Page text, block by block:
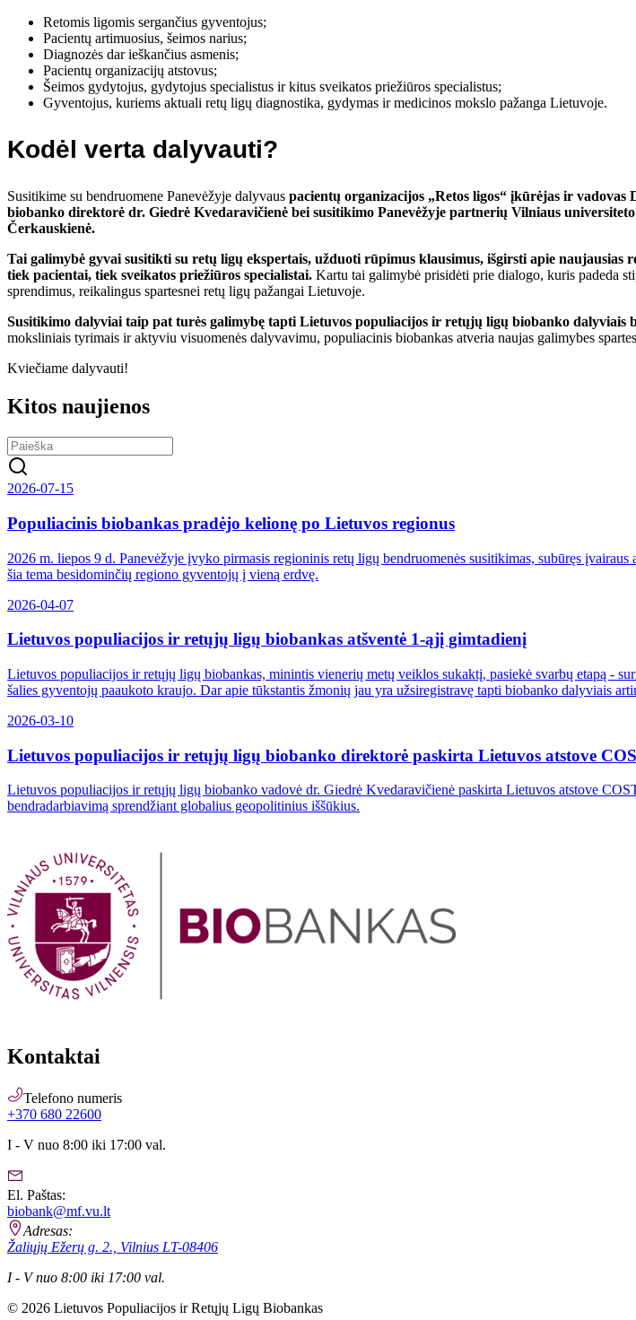
Retomis ligomis sergančius gyventojus;
Pacientų artimuosius, šeimos narius;
Diagnozės dar ieškančius asmenis;
Pacientų organizacijų atstovus;
Šeimos gydytojus, gydytojus specialistus ir kitus sveikatos priežiūros specialistus;
Gyventojus, kuriems aktuali retų ligų diagnostika, gydymas ir medicinos mokslo pažanga Lietuvoje.
Kodėl verta dalyvauti?
Susitikime su bendruomene Panevėžyje dalyvaus pacientų organizacijos „Retos ligos“ įkūrėjas ir
biobanko direktorė dr. Giedrė Kvedaravičienė bei susitikimo Panevėžyje partnerių Vilniaus
Čerkauskienė.
Tai galimybė gyvai susitikti su retų ligų ekspertais, užduoti rūpimus klausimus, išgirsti apie
tiek pacientai, tiek sveikatos priežiūros specialistai. Kartu tai galimybė prisidėti prie dialogo, kuris padeda
sprendimus, reikalingus spartesnei retų ligų pažangai Lietuvoje.
Susitikimo dalyviai taip pat turės galimybę tapti Lietuvos populiacijos ir retųjų ligų biobanko dalyviais
moksliniais tyrimais ir aktyviu visuomenės dalyvavimu, populiacinis biobankas atveria naujas galimybes
Kviečiame dalyvauti!
Kitos naujienos
2026-07-15
Populiacinis biobankas pradėjo kelionę po Lietuvos regionus
2026 m. liepos 9 d. Panevėžyje įvyko pirmasis regioninis retų ligų bendruomenės susitikimas, subūręs
šia tema besidominčių regiono gyventojų į vieną erdvę.
2026-04-07
Lietuvos populiacijos ir retųjų ligų biobankas atšventė 1-ąjį gimtadienį
Lietuvos populiacijos ir retųjų ligų biobankas, minintis vienerių metų veiklos sukaktį, pasiekė svarbų etapą -
šalies gyventojų paaukoto kraujo. Dar apie tūkstantis žmonių jau yra užsiregistravę tapti biobanko dalyviais
2026-03-10
Lietuvos populiacijos ir retųjų ligų biobanko direktorė paskirta Lietuvos atstove
Lietuvos populiacijos ir retųjų ligų biobanko vadovė dr. Giedrė Kvedaravičienė paskirta Lietuvos atstove
bendradarbiavimą sprendžiant globalius geopolitinius iššūkius.
Kontaktai
Telefono numeris
+370 680 22600
I - V nuo 8:00 iki 17:00 val.
El. Paštas:
biobank@mf.vu.lt
Adresas:
Žaliųjų Ežerų g. 2., Vilnius LT-08406
I - V nuo 8:00 iki 17:00 val.
© 2026 Lietuvos Populiacijos ir Retųjų Ligų Biobankas